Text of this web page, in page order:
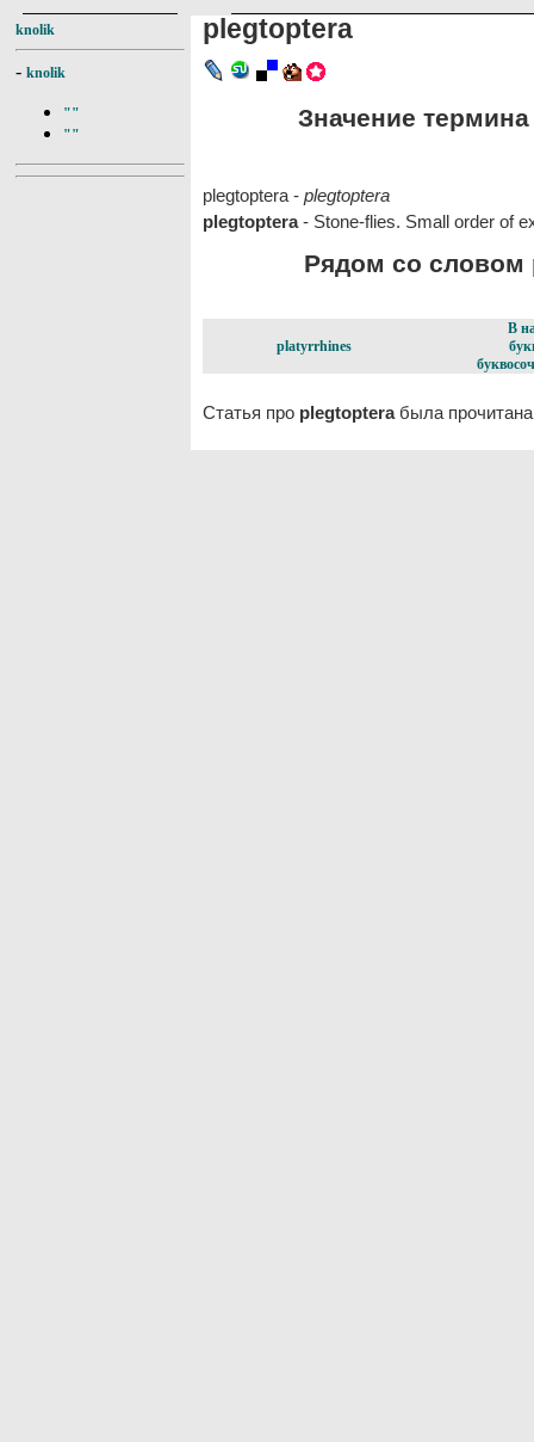
knolik
- knolik
""
""
plegtoptera
Значение
plegtoptera - plegtoptera
plegtoptera- Stone-flies. Small order of
Рядом со словом
platyrrhines
В
Статья про plegtopteraбыла прочитана